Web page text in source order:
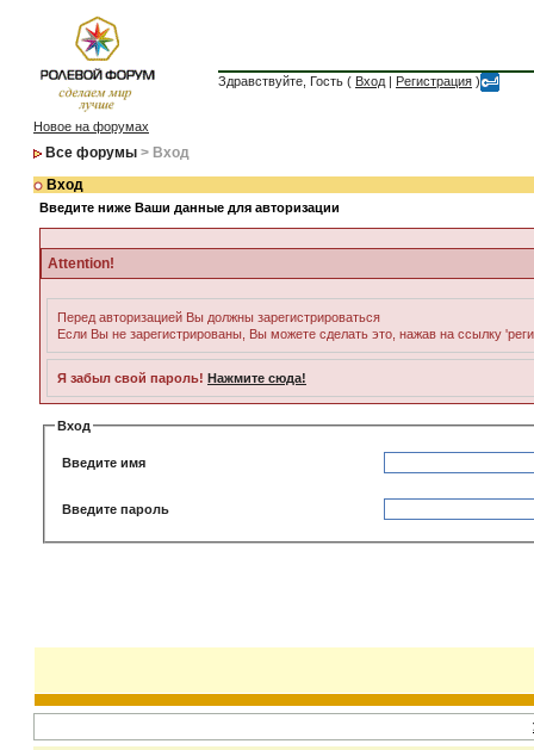
Здравствуйте, Гость ( Вход | Регистрация )
Новое на форумах
Все форумы > Вход
Вход
Введите ниже Ваши данные для авторизации
Attention!
Перед авторизацией Вы должны зарегистрироваться
Если Вы не зарегистрированы, Вы можете сделать это, нажав на ссылку
Я забыл свой пароль! Нажмите сюда!
Вход
Введите имя
Введите пароль